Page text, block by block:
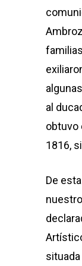
al
obtuvo
1816,
De